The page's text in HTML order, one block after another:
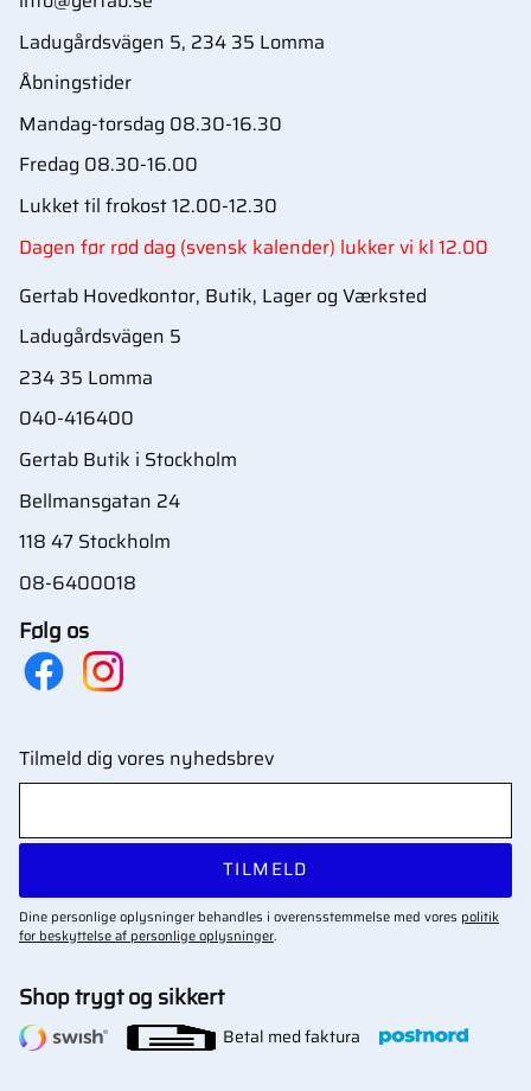
Ladugårdsvägen 5, 234 35 Lomma
Åbningstider
Mandag-torsdag 08.30-16.30
Fredag 08.30-16.00
Lukket til frokost 12.00-12.30
Dagen før rød dag (svensk kalender) lukker vi kl 12.00
Gertab Hovedkontor, Butik, Lager og Værksted
Ladugårdsvägen 5
234 35 Lomma
040-416400
Gertab Butik i Stockholm
Bellmansgatan 24
118 47 Stockholm
08-6400018
Følg os
Tilmeld dig vores nyhedsbrev
TILMELD
Dine personlige oplysninger behandles i overensstemmelse med vores politik
for beskyttelse af personlige oplysninger.
Shop trygt og sikkert
Betal med faktura